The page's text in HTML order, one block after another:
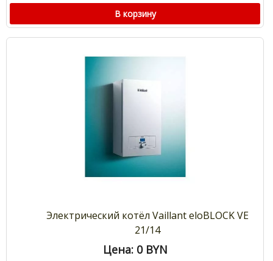
В корзину
Электрический котёл Vaillant eloBLOCK VE
21/14
Цена: 0 BYN